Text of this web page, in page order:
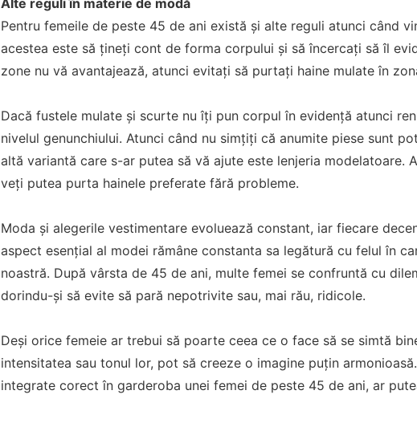
Alte reguli în materie de modă
Pentru femeile de peste 45 de ani există și alte reguli atunci când
acestea este să țineți cont de forma corpului și să încercați să îl
zone nu vă avantajează, atunci evitați să purtați haine mulate în
Dacă fustele mulate și scurte nu îți pun corpul în evidență atunci
nivelul genunchiului. Atunci când nu simțiți că anumite piese sunt
altă variantă care s-ar putea să vă ajute este lenjeria modelatoare.
veți putea purta hainele preferate fără probleme.
Moda și alegerile vestimentare evoluează constant, iar fiecare
aspect esențial al modei rămâne constanta sa legătură cu felul în
noastră. După vârsta de 45 de ani, multe femei se confruntă cu
dorindu-și să evite să pară nepotrivite sau, mai rău, ridicole.
Deși orice femeie ar trebui să poarte ceea ce o face să se simtă
intensitatea sau tonul lor, pot să creeze o imagine puțin
integrate corect în garderoba unei femei de peste 45 de ani, ar